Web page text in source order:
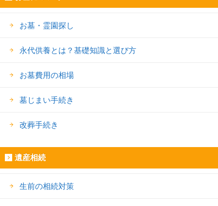
お墓・霊園探し
永代供養とは？基礎知識と選び方
お墓費用の相場
墓じまい手続き
改葬手続き
遺産相続
生前の相続対策